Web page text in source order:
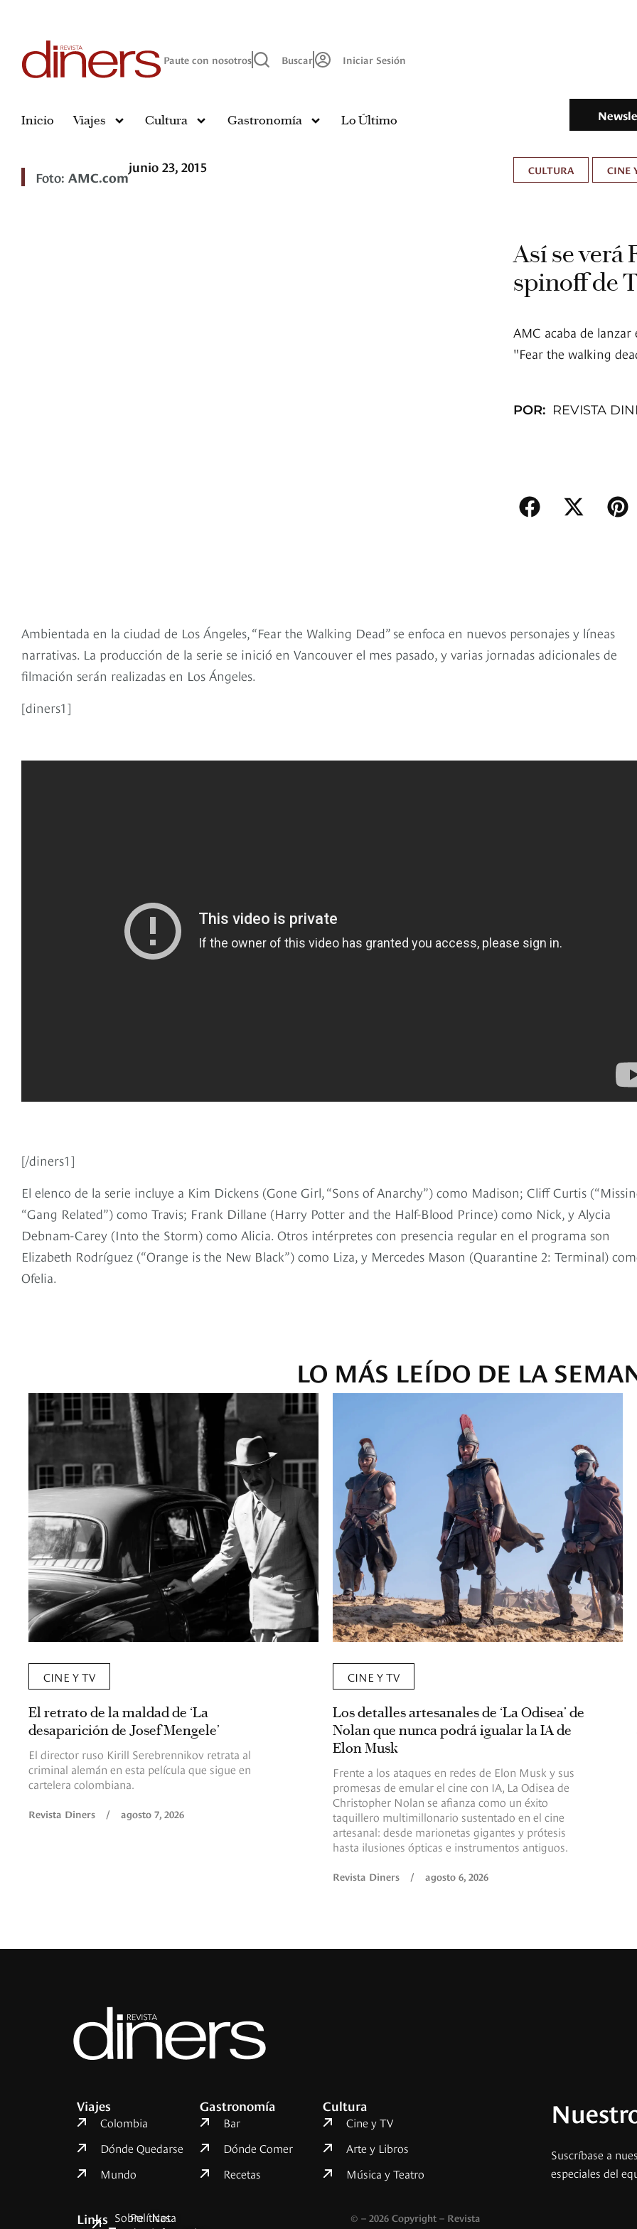
Paute con nosotros Buscar Iniciar Sesión
Inicio Viajes Cultura Gastronomía Lo Último
Foto: AMC.com
junio 23, 2015 CULTURA CINE
Así se verá
spinoff de
AMC acaba de
"Fear the walking
POR: REVISTA
Ambientada en la ciudad de Los Ángeles, “Fear the Walking Dead” se enfoca en nuevos personajes y líneas
narrativas. La producción de la serie se inició en Vancouver el mes pasado, y varias jornadas adicionales de
filmación serán realizadas en Los Ángeles.
[diners1]
[/diners1]
El elenco de la serie incluye a Kim Dickens (Gone Girl, “Sons of Anarchy”) como Madison; Cliff Curtis
“Gang Related”) como Travis; Frank Dillane (Harry Potter and the Half-Blood Prince) como Nick, y Alycia
Debnam-Carey (Into the Storm) como Alicia. Otros intérpretes con presencia regular en el programa son
Elizabeth Rodríguez (“Orange is the New Black”) como Liza, y Mercedes Mason (Quarantine 2: Terminal)
Ofelia.
LO MÁS LEÍDO DE LA
CINE Y TV
El retrato de la maldad de ‘La
desaparición de Josef Mengele’
El director ruso Kirill Serebrennikov retrata al
criminal alemán en esta película que sigue en
cartelera colombiana.
Revista Diners / agosto 7, 2026
CINE Y TV
Los detalles artesanales de ‘La Odisea’ de
Nolan que nunca podrá igualar la IA de
Elon Musk
Frente a los ataques en redes de Elon Musk y sus
promesas de emular el cine con IA, La Odisea de
Christopher Nolan se afianza como un éxito
taquillero multimillonario sustentado en el cine
artesanal: desde marionetas gigantes y prótesis
hasta ilusiones ópticas e instrumentos antiguos.
Revista Diners / agosto 6, 2026
Viajes
Colombia
Dónde Quedarse
Mundo
Gastronomía
Bar
Dónde Comer
Recetas
Cultura
Cine y TV
Arte y Libros
Música y Teatro
Links SobrePolíticas
Nota
© – 2026 Copyright – Revista
Suscríbase a
especiales del